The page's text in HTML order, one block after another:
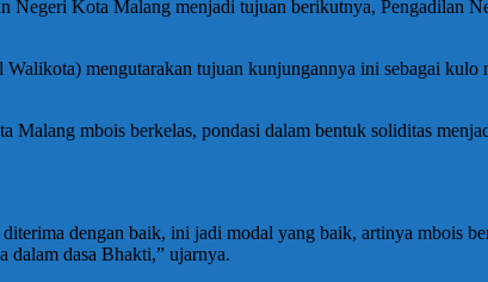
Kota Malang menjadi tujuan berikutnya, Pengadilan
mengutarakan tujuan kunjungannya ini sebagai kulo
mbois berkelas, pondasi dalam bentuk soliditas
dengan baik, ini jadi modal yang baik, artinya mbois
dalam dasa Bhakti,” ujarnya.